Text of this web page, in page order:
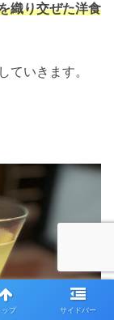
織り交ぜた洋食
ていきます。
ップ サイドバー